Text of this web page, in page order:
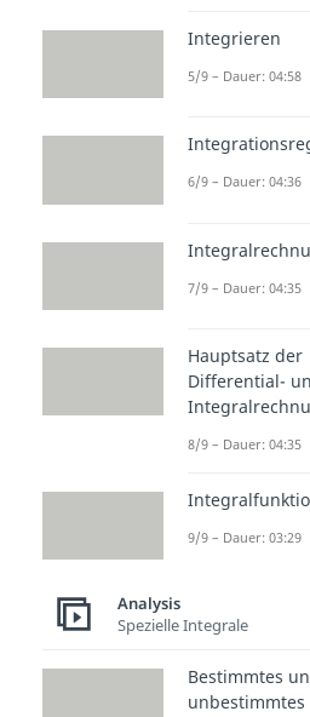
Ebene
Integrieren
5/9 – Dauer: 04:58
6/9 – Dauer: 04:36
7/9 – Dauer: 04:35
Hauptsatz der
Differential-
8/9 – Dauer: 04:35
9/9 – Dauer: 03:29
Analysis
Spezielle Integrale
Bestimmtes
unbestimmtes